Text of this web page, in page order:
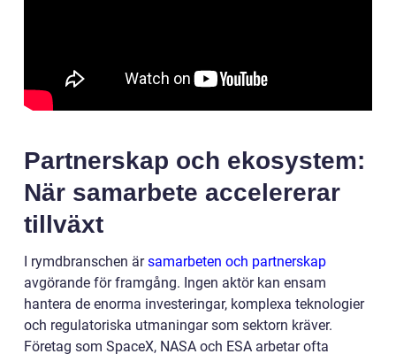
Partnerskap och ekosystem:
När samarbete accelererar
tillväxt
I rymdbranschen ärsamarbeten och partnerskap
avgörande för framgång. Ingen aktör kan ensam
hantera de enorma investeringar, komplexa teknologier
och regulatoriska utmaningar som sektorn kräver.
Företag som SpaceX, NASA och ESA arbetar ofta